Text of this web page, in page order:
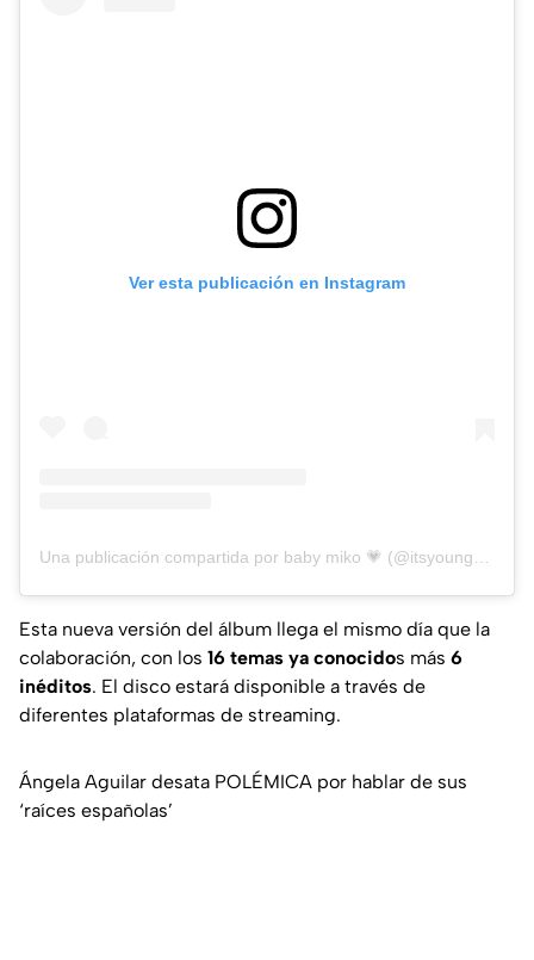
Ver esta publicación en Instagram
Una publicación compartida por baby miko 💗 (@itsyoungmiko)
Esta nueva versión del álbum llega el mismo día que la
colaboración, con los 16 temas ya conocidos más 6
inéditos. El disco estará disponible a través de
diferentes plataformas de streaming.
Ángela Aguilar desata POLÉMICA por hablar de sus
‘raíces españolas’